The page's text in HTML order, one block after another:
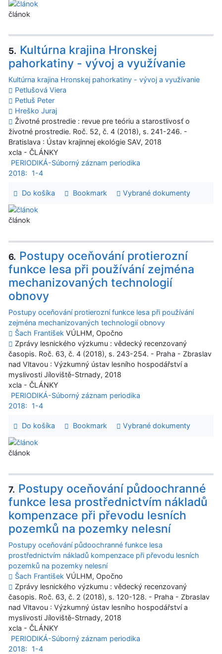
článok
5. Kultúrna krajina Hronskej
pahorkatiny - vývoj a využívanie
Kultúrna krajina Hronskej pahorkatiny - vývoj a využívanie
Petlušová Viera
Petluš Peter
Hreško Juraj
Životné prostredie : revue pre teóriu a starostlivosť o
životné prostredie. Roč. 52, č. 4 (2018), s. 241-246. -
Bratislava : Ústav krajinnej ekológie SAV, 2018
xcla - ČLÁNKY
PERIODIKÁ-Súborný záznam periodika
2018:
1-4
Do košíka Bookmark Vybrané dokumenty
článok
6. Postupy oceňování protierozní
funkce lesa při používání zejména
mechanizovaných technologií
obnovy
Postupy oceňování protierozní funkce lesa při používání
zejména mechanizovaných technologií obnovy
Šach František VÚLHM, Opočno
Zprávy lesnického výzkumu : vědecký recenzovaný
časopis. Roč. 63, č. 4 (2018), s. 243-254. - Praha - Zbraslav
nad Vltavou : Výzkumný ústav lesního hospodářství a
myslivosti Jíloviště-Strnady, 2018
xcla - ČLÁNKY
PERIODIKÁ-Súborný záznam periodika
2018:
1-4
Do košíka Bookmark Vybrané dokumenty
článok
7. Postupy oceňování půdoochranné
funkce lesa prostřednictvím nákladů
kompenzace při převodu lesních
pozemků na pozemky nelesní
Postupy oceňování půdoochranné funkce lesa
prostřednictvím nákladů kompenzace při převodu lesních
pozemků na pozemky nelesní
Šach František VÚLHM, Opočno
Zprávy lesnického výzkumu : vědecký recenzovaný
časopis. Roč. 63, č. 2 (2018), s. 120-128. - Praha - Zbraslav
nad Vltavou : Výzkumný ústav lesního hospodářství a
myslivosti Jíloviště-Strnady, 2018
xcla - ČLÁNKY
PERIODIKÁ-Súborný záznam periodika
2018:
1-4